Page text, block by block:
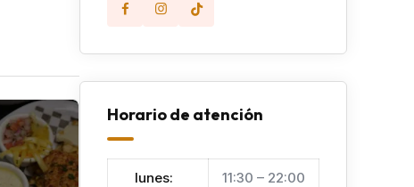
Horario de atención
lunes: 11:30 – 22:00